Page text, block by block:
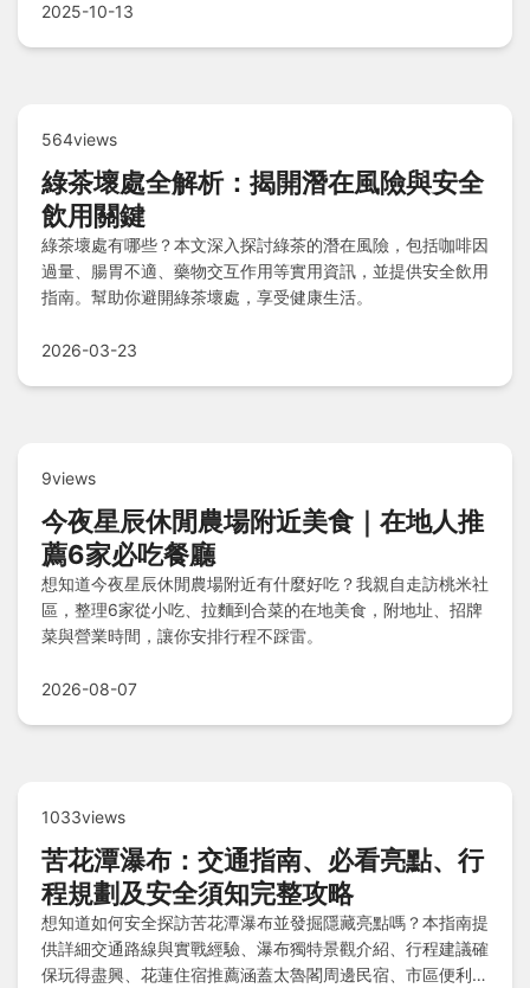
2025-10-13
564views
綠茶壞處全解析：揭開潛在風險與安全
飲用關鍵
綠茶壞處有哪些？本文深入探討綠茶的潛在風險，包括咖啡因
過量、腸胃不適、藥物交互作用等實用資訊，並提供安全飲用
指南。幫助你避開綠茶壞處，享受健康生活。
2026-03-23
9views
今夜星辰休閒農場附近美食｜在地人推
薦6家必吃餐廳
想知道今夜星辰休閒農場附近有什麼好吃？我親自走訪桃米社
區，整理6家從小吃、拉麵到合菜的在地美食，附地址、招牌
菜與營業時間，讓你安排行程不踩雷。
2026-08-07
1033views
苦花潭瀑布：交通指南、必看亮點、行
程規劃及安全須知完整攻略
想知道如何安全探訪苦花潭瀑布並發掘隱藏亮點嗎？本指南提
供詳細交通路線與實戰經驗、瀑布獨特景觀介紹、行程建議確
保玩得盡興、花蓮住宿推薦涵蓋太魯閣周邊民宿、市區便利選